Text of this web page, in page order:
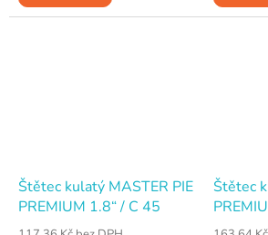
Štětec kulatý MASTER PIE
PREMIUM 1.8“ / C 45
Štětec